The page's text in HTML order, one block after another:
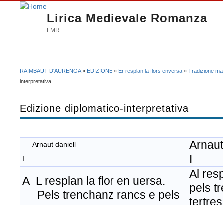
Lirica Medievale Romanza
LMR
Tu sei qui
RAIMBAUT D'AURENGA» EDIZIONE » Er resplan la flors enversa » Tradizione
interpretativa
Edizione diplomatico-interpretativa
Arnaut daniell
I
I
A L resplan la flor en uersa.
Pels trenchanz rancs e pels
Al
pels